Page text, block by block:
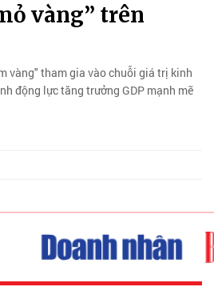
vàng” trên
vàng" tham gia vào chuỗi giá trị kinh
động lực tăng trưởng GDP mạnh mẽ